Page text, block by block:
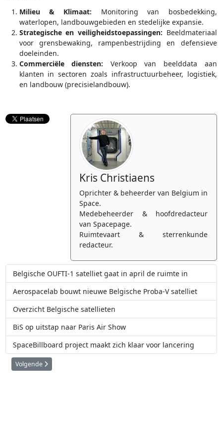
Milieu & Klimaat: Monitoring van bosbedekking,
waterlopen, landbouwgebieden en stedelijke expansie.
Strategische en veiligheidstoepassingen: Beeldmateriaal
voor grensbewaking, rampenbestrijding en defensieve
doeleinden.
Commerciële diensten: Verkoop van beelddata aan
klanten in sectoren zoals infrastructuurbeheer, logistiek,
en landbouw (precisielandbouw).
Kris Christiaens
Oprichter & beheerder van Belgium in
Space.
Medebeheerder & hoofdredacteur
van Spacepage.
Ruimtevaart & sterrenkunde
redacteur.
Belgische OUFTI-1 satelliet gaat in april de ruimte in
Aerospacelab bouwt nieuwe Belgische Proba-V satelliet
Overzicht Belgische satellieten
BiS op uitstap naar Paris Air Show
SpaceBillboard project maakt zich klaar voor lancering
Volgende artikel: Overzicht Belgische satellieten
Volgende